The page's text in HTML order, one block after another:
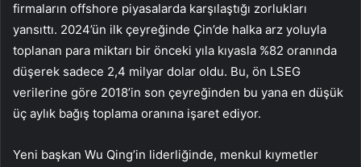
firmaların offshore piyasalarda karşılaştığı zorlukları
yansıttı. 2024’ün ilk çeyreğinde Çin’de halka arz yoluyla
toplanan para miktarı bir önceki yıla kıyasla %82 oranında
düşerek sadece 2,4 milyar dolar oldu. Bu, ön LSEG
verilerine göre 2018’in son çeyreğinden bu yana en düşük
üç aylık bağış toplama oranına işaret ediyor.
Yeni başkan Wu Qing’in liderliğinde, menkul kıymetler